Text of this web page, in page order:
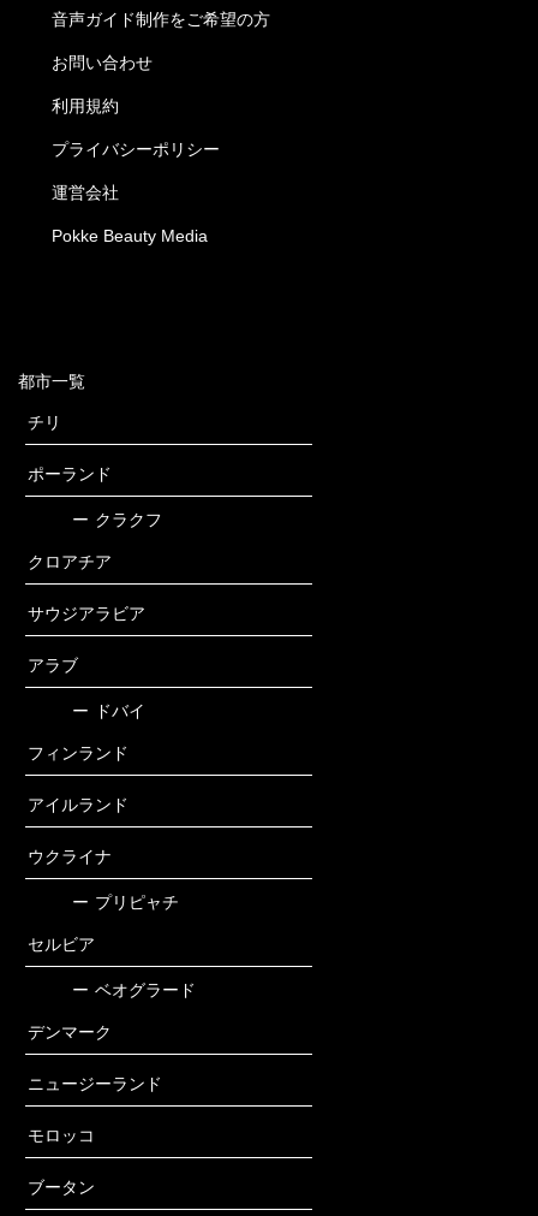
音声ガイド制作をご希望の方
お問い合わせ
利用規約
プライバシーポリシー
運営会社
Pokke Beauty Media
都市一覧
チリ
ポーランド
ー クラクフ
クロアチア
サウジアラビア
アラブ
ー ドバイ
フィンランド
アイルランド
ウクライナ
ー プリピャチ
セルビア
ー ベオグラード
デンマーク
ニュージーランド
モロッコ
ブータン